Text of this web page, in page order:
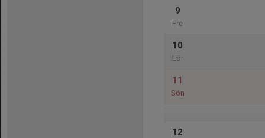
9
Fre
10
Lör
11
Sön
12